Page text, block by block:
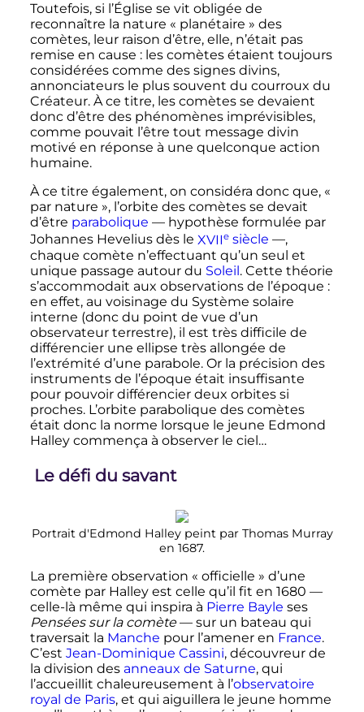
Toutefois, si l’Église se vit obligée de
reconnaître la nature « planétaire » des
comètes, leur raison d’être, elle, n’était pas
remise en cause : les comètes étaient toujours
considérées comme des signes divins,
annonciateurs le plus souvent du courroux du
Créateur. À ce titre, les comètes se devaient
donc d’être des phénomènes imprévisibles,
comme pouvait l’être tout message divin
motivé en réponse à une quelconque action
humaine.
À ce titre également, on considéra donc que, «
par nature », l’orbite des comètes se devait
d’être parabolique — hypothèse formulée par
Johannes Hevelius dès le XVIIesiècle —,
chaque comète n’effectuant qu’un seul et
unique passage autour du Soleil. Cette théorie
s’accommodait aux observations de l’époque :
en effet, au voisinage du Système solaire
interne (donc du point de vue d’un
observateur terrestre), il est très difficile de
différencier une ellipse très allongée de
l’extrémité d’une parabole. Or la précision des
instruments de l’époque était insuffisante
pour pouvoir différencier deux orbites si
proches. L’orbite parabolique des comètes
était donc la norme lorsque le jeune Edmond
Halley commença à observer le ciel…
Le défi du savant
Portrait d'Edmond Halley peint par Thomas Murray
en 1687.
La première observation « officielle » d’une
comète par Halley est celle qu’il fit en 1680 —
celle-là même qui inspira à Pierre Bayle ses
Pensées sur la comète— sur un bateau qui
traversait la Manche pour l’amener en France.
C’est Jean-Dominique Cassini, découvreur de
la division des anneaux de Saturne, qui
l’accueillit chaleureusement à l’observatoire
royal de Paris, et qui aiguillera le jeune homme